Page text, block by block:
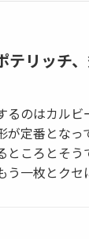
テリッチ
るのはカル
が定番とな
ところとそ
う一枚とク